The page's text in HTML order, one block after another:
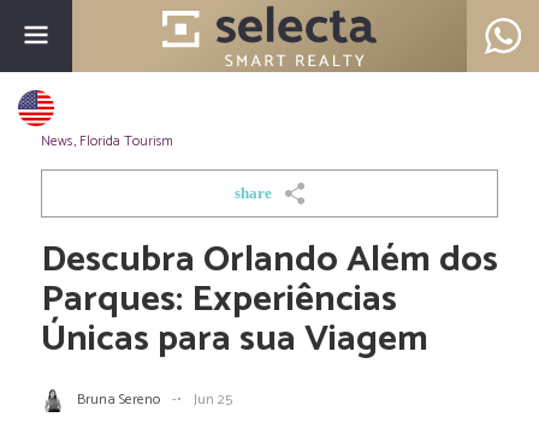
News, Florida Tourism
share
Descubra Orlando Além dos
Parques: Experiências
Únicas para sua Viagem
Bruna Sereno -• Jun 25